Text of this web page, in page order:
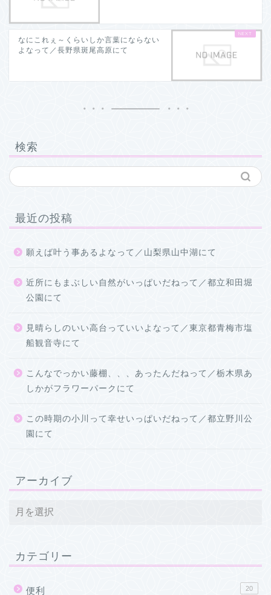
なにこれぇ～くらいしか言葉にならない
よなって／長野県斑尾高原にて
検索
最近の投稿
願えば叶う事あるよなって／山梨県山中湖にて
近所にもまぶしい自然がいっぱいだねって／都立和田堀
公園にて
見晴らしのいい高台っていいよなって／東京都青梅市塩
船観音寺にて
こんなでっかい藤棚、、、あったんだねって／栃木県あ
しかがフラワーパークにて
この時期の小川って幸せいっぱいだねって／都立野川公
園にて
アーカイブ
カテゴリー
便利 20